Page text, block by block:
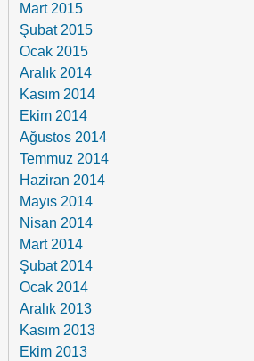
Mart 2015
Şubat 2015
Ocak 2015
Aralık 2014
Kasım 2014
Ekim 2014
Ağustos 2014
Temmuz 2014
Haziran 2014
Mayıs 2014
Nisan 2014
Mart 2014
Şubat 2014
Ocak 2014
Aralık 2013
Kasım 2013
Ekim 2013